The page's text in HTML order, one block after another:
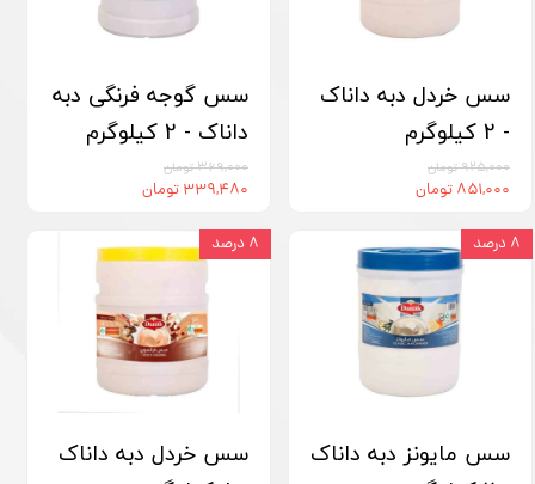
سس خردل دبه داناک
- 2 کیلوگرم
۹۲۵,۰۰۰ تومان
۸۵۱,۰۰۰ تومان
سس گوجه فرنگی دبه
داناک - 2 کیلوگرم
۳۶۹,۰۰۰ تومان
۳۳۹,۴۸۰ تومان
سس مایونز دبه داناک
۸ درصد
سس خردل دبه داناک
۸ درصد